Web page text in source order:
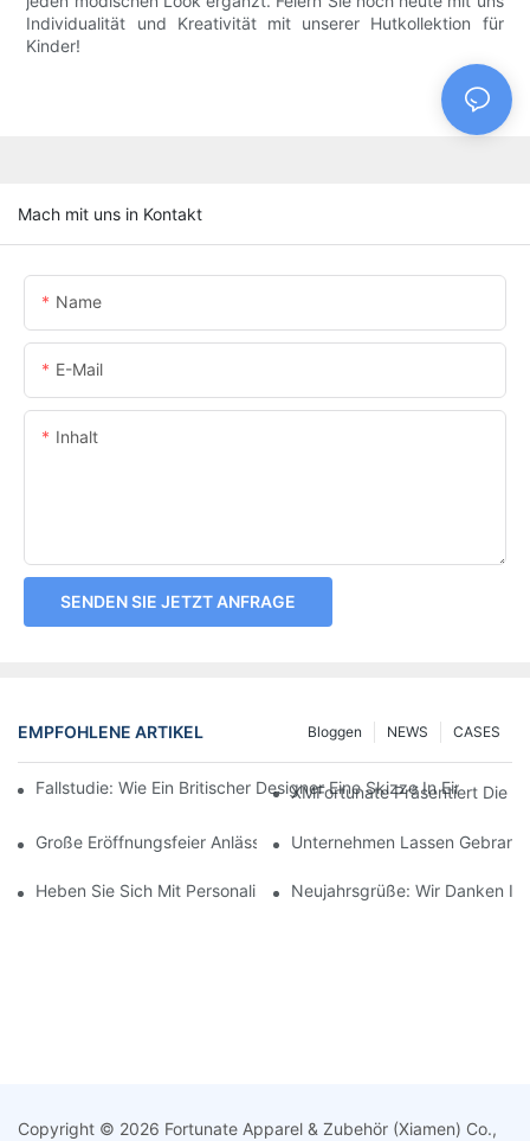
Individualität und Kreativität mit unserer Hutkollektion für
Kinder!
Mach mit uns in Kontakt
Name
E-Mail
Inhalt
SENDEN SIE JETZT ANFRAGE
EMPFOHLENE ARTIKEL CASES
NEWS
Bloggen
Fallstudie: Wie Ein Britischer Designer Eine Skizze In Einen
XMFortunate Präsentiert Die
Große Eröffnungsfeier Anlässlich Des Chinesischen
Unternehmen Lassen
Heben Sie Sich Mit Personalisierter Kopfbedeckung Ab.
Neujahrsgrüße: Wir Danken
Copyright © 2026 Fortunate Apparel & Zubehör (Xiamen) Co.,